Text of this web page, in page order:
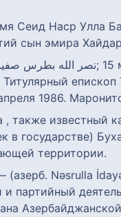
Сеид Наср Улла
сын эмира
1986.
также известный
в государстве)
территории.
(азерб. Nəsrulla
партийный